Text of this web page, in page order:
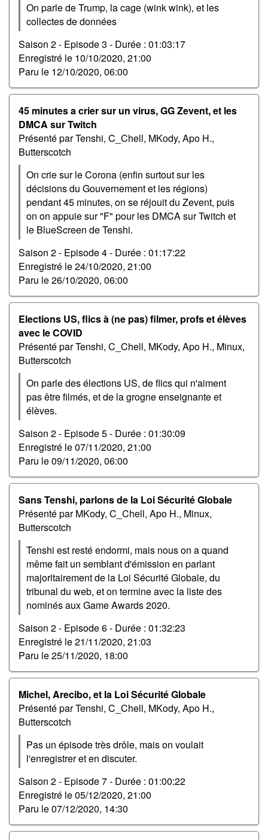
On parle de Trump, la cage (wink wink), et les
collectes de données
Saison 2 - Episode 3 - Durée : 01:03:17
Enregistré le 10/10/2020, 21:00
Paru le 12/10/2020, 06:00
45 minutes a crier sur un virus, GG Zevent, et les
DMCA sur Twitch
Présenté par Tenshi, C_Chell, MKody, Apo H.,
Butterscotch
On crie sur le Corona (enfin surtout sur les
décisions du Gouvernement et les régions)
pendant 45 minutes, on se réjouit du Zevent, puis
on on appuie sur "F" pour les DMCA sur Twitch et
le BlueScreen de Tenshi.
Saison 2 - Episode 4 - Durée : 01:17:22
Enregistré le24/10/2020, 21:00
Paru le26/10/2020, 06:00
Elections US, flics à (ne pas) filmer, profs et élèves
avec le COVID
Présenté par Tenshi, C_Chell, MKody, Apo H., Minux,
Butterscotch
On parle des élections US, de flics qui n'aiment
pas être filmés, et de la grogne enseignante et
élèves.
Saison 2 - Episode 5 - Durée : 01:30:09
Enregistré le07/11/2020, 21:00
Paru le09/11/2020, 06:00
Sans Tenshi, parlons de la Loi Sécurité Globale
Présenté par MKody, C_Chell, Apo H., Minux,
Butterscotch
Tenshi est resté endormi, mais nous on a quand
même fait un semblant d'émission en parlant
majoritairement de la Loi Sécurité Globale, du
tribunal du web, et on termine avec la liste des
nominés aux Game Awards 2020.
Saison 2 - Episode 6 - Durée : 01:32:23
Enregistré le21/11/2020, 21:03
Paru le25/11/2020, 18:00
Michel, Arecibo, et la Loi Sécurité Globale
Présenté par Tenshi, C_Chell, MKody, Apo H.,
Butterscotch
Pas un épisode très drôle, mais on voulait
l'enregistrer et en discuter.
Saison 2 - Episode 7 - Durée : 01:00:22
Enregistré le05/12/2020, 21:00
Paru le07/12/2020, 14:30